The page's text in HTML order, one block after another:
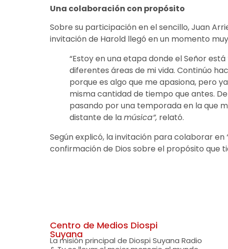
Una colaboración con propósito
Sobre su participación en el sencillo, Juan
invitación de Harold llegó en un momento
“Estoy en una etapa donde el Señor
diferentes áreas de mi vida. Continúo
porque es algo que me apasiona, pero
misma cantidad de tiempo que antes.
pasando por una temporada en la que
distante de lamúsica”, relató.
Según explicó, la invitación para colaborar en
confirmación de Dios sobre el propósito que
Centro de Medios Diospi
Suyana
La misión principal de Diospi Suyana Radio